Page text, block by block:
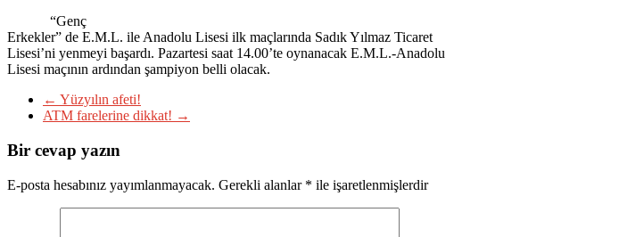
“Genç
Erkekler” de E.M.L. ile Anadolu Lisesi ilk maçlarında Sadık Yılmaz Ticaret
Lisesi’ni yenmeyi başardı. Pazartesi saat 14.00’te oynanacak E.M.L.-Anadolu
Lisesi maçının ardından şampiyon belli olacak.
← Yüzyılın afeti!
ATM farelerine dikkat! →
Bir cevap yazın
E-posta hesabınız yayımlanmayacak. Gerekli alanlar * ile işaretlenmişlerdir